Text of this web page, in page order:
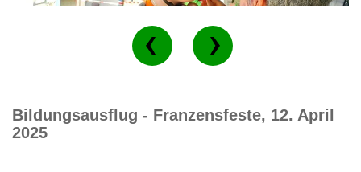
Bildungsausflug - Franzensfeste, 12. April
2025